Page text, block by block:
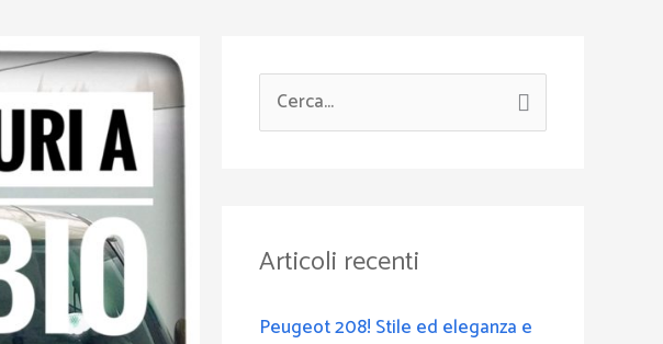
e
a
Articoli recenti
Peugeot 208! Stile ed eleganza e